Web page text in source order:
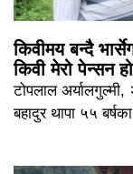
किवीमय बन्दै
किवी मेरो पेन्सन हो
टोपलाल
बहादुर थापा ५५